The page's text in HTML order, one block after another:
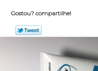
Gostou? compartilhe!